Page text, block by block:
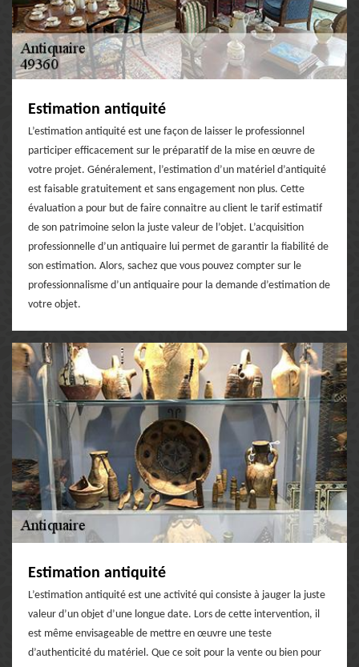
Estimation antiquité
L’estimation antiquité est une façon de laisser le professionnel
participer efficacement sur le préparatif de la mise en œuvre de
votre projet. Généralement, l’estimation d’un matériel d’antiquité
est faisable gratuitement et sans engagement non plus. Cette
évaluation a pour but de faire connaitre au client le tarif estimatif
de son patrimoine selon la juste valeur de l’objet. L’acquisition
professionnelle d’un antiquaire lui permet de garantir la fiabilité de
son estimation. Alors, sachez que vous pouvez compter sur le
professionnalisme d’un antiquaire pour la demande d’estimation de
votre objet.
Estimation antiquité
L’estimation antiquité est une activité qui consiste à jauger la juste
valeur d’un objet d’une longue date. Lors de cette intervention, il
est même envisageable de mettre en œuvre une teste
d’authenticité du matériel. Que ce soit pour la vente ou bien pour